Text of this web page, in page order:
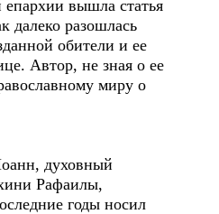
епархии вышла статья
далеко разошлась
обители и ее
Автор, не зная о ее
миру о
духовный
Рафаилы,
годы носил